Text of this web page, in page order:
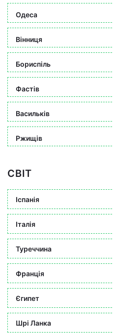
Одеса
Вінниця
Бориспіль
Фастів
Васильків
Ржищів
СВІТ
Іспанія
Італія
Туреччина
Франція
Єгипет
Шрі Ланка